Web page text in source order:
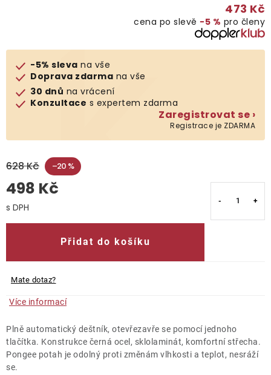
Naše katalogy
O nás
Kontakty
473 Kč
cena po slevě −5 % pro členy
-5% sleva na vše
Doprava zdarma na vše
30 dnů na vrácení
Konzultace s expertem zdarma
Zaregistrovat se ›
Registrace je ZDARMA
628 Kč –20 %
498 Kč
Přidat do košíku
Mate dotaz?
Více informací
Plně automatický deštník, otevřezavře se pomocí jednoho
tlačítka. Konstrukce černá ocel, sklolaminát, komfortní střecha.
Pongee potah je odolný proti změnám vlhkosti a teplot, nesráží
se.